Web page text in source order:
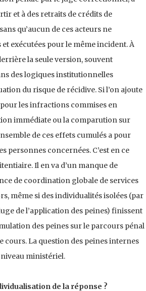
et à des retraits de crédits de
qu’aucun de ces acteurs ne
exécutées pour le même incident. À
la seule version, souvent
des logiques institutionnelles
du risque de récidive. Si l’on ajoute
les infractions commises en
immédiate ou la comparution sur
de ces effets cumulés a pour
personnes concernées. C’est en ce
Il en va d’un manque de
de coordination globale de services
même si des individualités isolées (par
de l’application des peines) finissent
des peines sur le parcours pénal
cours. La question des peines internes
ministériel.
de la réponse ?